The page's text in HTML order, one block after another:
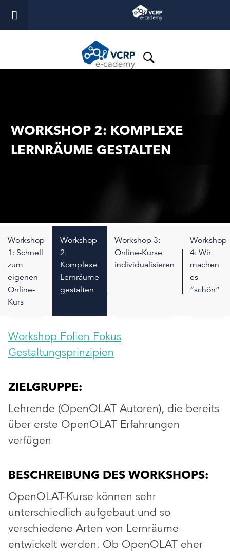
WORKSHOP 2: KOMPLEXE
LERNRÄUME GESTALTEN
Workshop
1: Schnell
zum
eigenen
Online-
Kurs
Workshop
2:
Komplexe
Lernräume
gestalten
Workshop 3:
Online-Kurse
individualisieren
Workshop
4: Wir
machen
es
“schön”
Workshop Folien Fokus
Gestaltungsprinzipien
ZIELGRUPPE:
Lehrende (OpenOLAT Autoren), die bereits
über erste OpenOLAT Erfahrungen
verfügen
BESCHREIBUNG DES WORKSHOPS:
OpenOLAT-Kurse können sehr
unterschiedlich aufgebaut und so
verschiedene Arten von Lernräume
entwickelt werden. Ob OpenOLAT eher